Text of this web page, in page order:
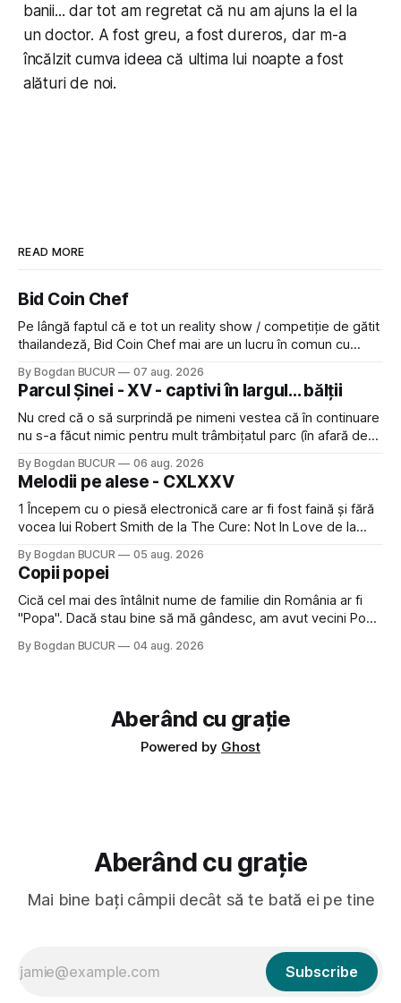
banii... dar tot am regretat că nu am ajuns la el la
un doctor. A fost greu, a fost dureros, dar m-a
încălzit cumva ideea că ultima lui noapte a fost
alături de noi.
READ MORE
Bid Coin Chef
Pe lângă faptul că e tot un reality show / competiție de gătit
thailandeză, Bid Coin Chef mai are un lucru în comun cu
lăsat rece la prima vedere, după care m-a făcut să mă
îndrăgostesc de el. Nu mi-a plăcut faptul
By Bogdan BUCUR 07 aug. 2026
Parcul Șinei - XV - captivi în largul... bălții
Nu cred că o să surprindă pe nimeni vestea că în continuare
nu s-a făcut nimic pentru mult trâmbițatul parc (în afară de
timp pui și latră prin gard la lumea care trece prin zonă). Am
avut, în schimb, o belea
By Bogdan BUCUR 06 aug. 2026
Melodii pe alese - CXLXXV
1 Începem cu o piesă electronică care ar fi fost faină și fără
vocea lui Robert Smith de la The Cure: Not In Love de la
a dovedit că jumătatea masculină a acelui duo era cam
dubioasă...) 2. Băgăm la
By Bogdan BUCUR 05 aug. 2026
Copii popei
Cică cel mai des întâlnit nume de familie din România ar fi
"Popa". Dacă stau bine să mă gândesc, am avut vecini Popa
Dexonline spune de etimologia termenului de popă că ar
By Bogdan BUCUR 04 aug. 2026
Aberând cu grație
Powered by Ghost
Aberând cu grație
Mai bine bați câmpii decât să te bată ei pe tine
Subscribe